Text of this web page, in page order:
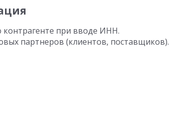
при вводе ИНН.
партнеров (клиентов, поставщиков).